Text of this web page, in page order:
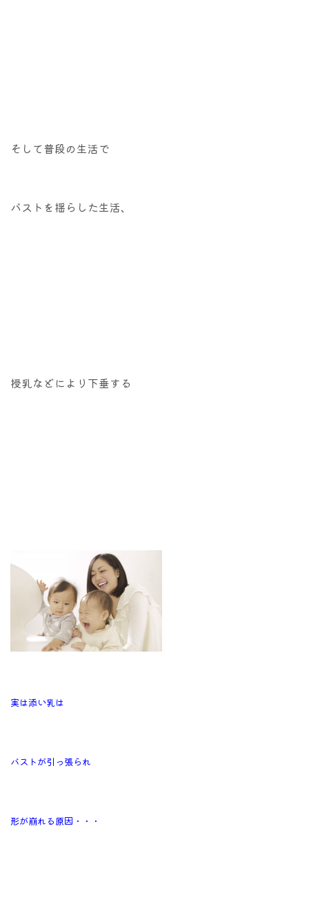
そして普段の生活で
バストを揺らした生活、
授乳などにより下垂する
実は添い乳は
バストが引っ張られ
形が崩れる原因・・・